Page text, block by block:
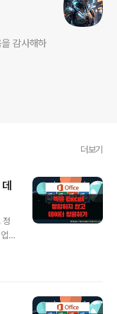
감사해하
더보기
정